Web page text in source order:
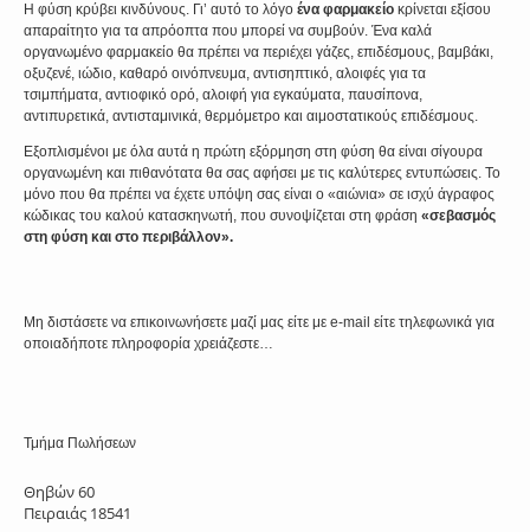
Η φύση κρύβει κινδύνους. Γι’ αυτό το λόγο ένα φαρμακείο κρίνεται εξίσου
απαραίτητο για τα απρόοπτα που μπορεί να συμβούν. Ένα καλά
οργανωμένο φαρμακείο θα πρέπει να περιέχει γάζες, επιδέσμους, βαμβάκι,
οξυζενέ, ιώδιο, καθαρό οινόπνευμα, αντισηπτικό, αλοιφές για τα
τσιμπήματα, αντιοφικό ορό, αλοιφή για εγκαύματα, παυσίπονα,
αντιπυρετικά, αντισταμινικά, θερμόμετρο και αιμοστατικούς επιδέσμους.
Εξοπλισμένοι με όλα αυτά η πρώτη εξόρμηση στη φύση θα είναι σίγουρα
οργανωμένη και πιθανότατα θα σας αφήσει με τις καλύτερες εντυπώσεις. Το
μόνο που θα πρέπει να έχετε υπόψη σας είναι ο «αιώνια» σε ισχύ άγραφος
κώδικας του καλού κατασκηνωτή, που συνοψίζεται στη φράση «σεβασμός
στη φύση και στο περιβάλλον».
Μη διστάσετε να επικοινωνήσετε μαζί μας είτε με e-mail είτε τηλεφωνικά για
οποιαδήποτε πληροφορία χρειάζεστε…
Τμήμα Πωλήσεων
Θηβών 60
Πειραιάς 18541